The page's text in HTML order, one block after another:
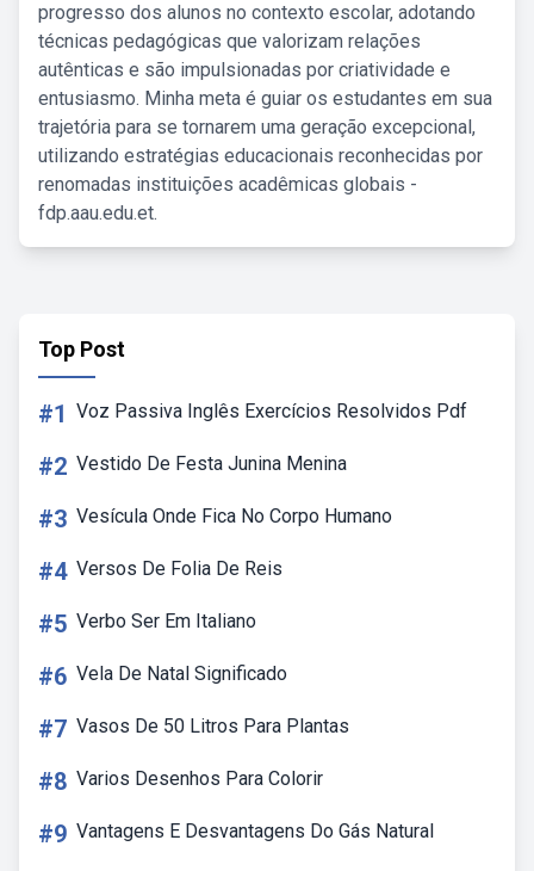
progresso dos alunos no contexto escolar, adotando
técnicas pedagógicas que valorizam relações
autênticas e são impulsionadas por criatividade e
entusiasmo. Minha meta é guiar os estudantes em sua
trajetória para se tornarem uma geração excepcional,
utilizando estratégias educacionais reconhecidas por
renomadas instituições acadêmicas globais -
fdp.aau.edu.et.
Top Post
#1 Voz Passiva Inglês Exercícios Resolvidos Pdf
#2 Vestido De Festa Junina Menina
#3 Vesícula Onde Fica No Corpo Humano
#4 Versos De Folia De Reis
#5 Verbo Ser Em Italiano
#6 Vela De Natal Significado
#7 Vasos De 50 Litros Para Plantas
#8 Varios Desenhos Para Colorir
#9 Vantagens E Desvantagens Do Gás Natural